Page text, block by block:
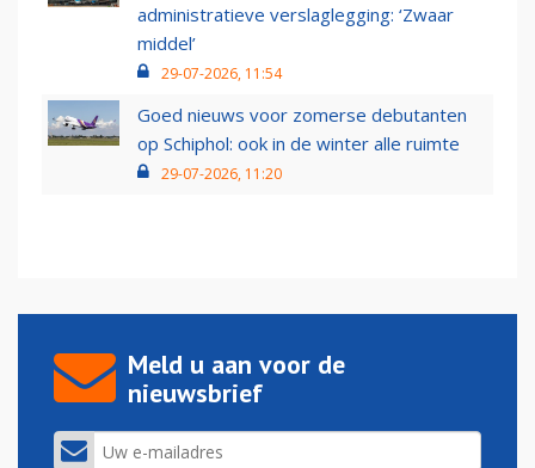
administratieve verslaglegging: ‘Zwaar
middel’
29-07-2026, 11:54
Goed nieuws voor zomerse debutanten
op Schiphol: ook in de winter alle ruimte
29-07-2026, 11:20
Meld u aan voor de
nieuwsbrief